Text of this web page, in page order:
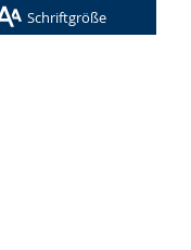
Schriftgröße